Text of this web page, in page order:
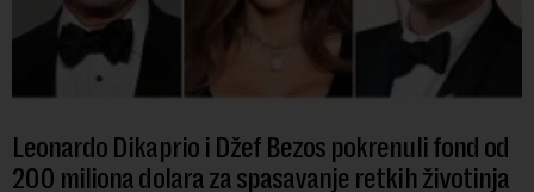
Leonardo Dikaprio i Džef Bezos pokrenuli fond od
200 miliona dolara za spasavanje retkih životinja